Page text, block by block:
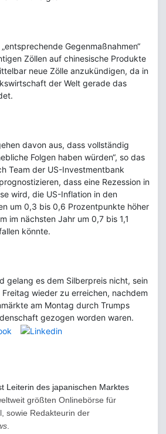
Gegenmaßnahmen“
Zöllen auf chinesische Produkte
neue Zölle anzukündigen, da in
der Welt gerade das
davon aus, dass vollständig
Folgen haben würden“, so das
Team der US-Investmentbank
dass eine Rezession in
wird, die US-Inflation in den
um 0,3 bis 0,6 Prozentpunkte höher
im nächsten Jahr um 0,7 bis 1,1
könnte.
gelang es dem Silberpreis nicht, sein
wieder zu erreichen, nachdem
am Montag durch Trumps
gezogen worden waren.
Leiterin des japanischen Marktes
größten Onlinebörse für
sowie Redakteurin der